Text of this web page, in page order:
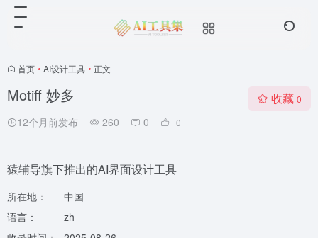
首页 • AI设计工具 • 正文
Motiff 妙多
12个月前发布 260 0 0
收藏 0
猿辅导旗下推出的AI界面设计工具
所在地：
中国
语言：
zh